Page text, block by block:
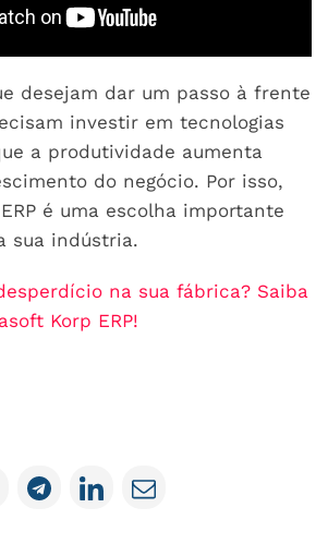
desejam dar um passo à frente
investir em tecnologias
a produtividade aumenta
do negócio. Por isso,
é uma escolha importante
sua indústria.
na sua fábrica? Saiba
Korp ERP!